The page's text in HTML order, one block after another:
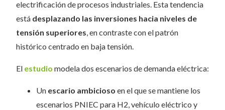
electrificación de procesos industriales. Esta tendencia
está desplazando las inversiones hacia niveles de
tensión superiores, en contraste con el patrón
histórico centrado en baja tensión.
El estudio modela dos escenarios de demanda eléctrica:
Un escario ambicioso en el que se mantiene los
escenarios PNIEC para H2, vehículo eléctrico y